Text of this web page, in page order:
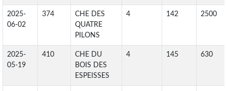
2025-
06-02
374
CHE DES
QUATRE
PILONS
4 142 2500
2025-
05-19
410
CHE DU
BOIS DES
ESPEISSES
4 145 630